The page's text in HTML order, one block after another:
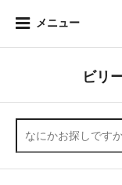
メニュー
ビリ